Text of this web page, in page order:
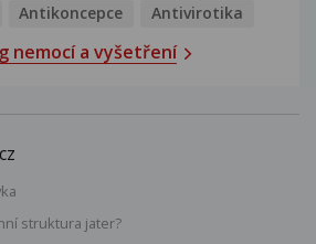
Antikoncepce Antivirotika
nemocí a vyšetření
struktura jater?